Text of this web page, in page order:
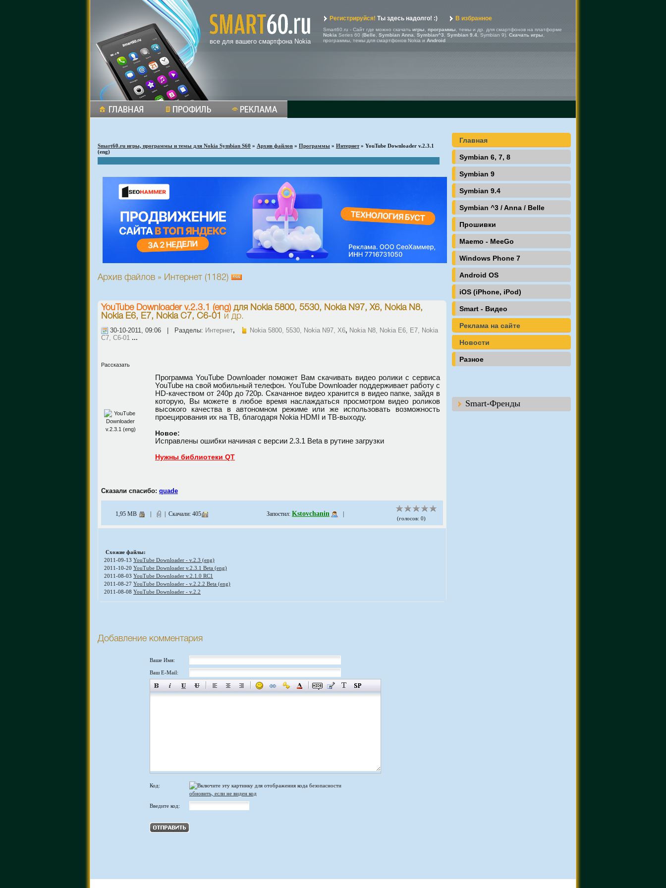
все для вашего смартфона Nokia
Регистрируйся! Ты здесь надолго! :) В избранное
Smart60.ru - Сайт где можно скачать игры программы , темы и др. для смартфонов на платформе
Nokia Series 60 (Belle Symbian Anna Symbian^3 Symbian 9.4 , Symbian 9). Скачать игры
программы, темы для смартфонов Nokia и Android
Smart60.ru игры, программы и темы для Nokia Symbian S60 » Архив файлов » Программы » Интернет» YouTube Downloader v.2.3.1
(eng)
Архив файлов » Интернет (1182)
YouTube Downloader v.2.3.1 (eng)для Nokia 5800, 5530, Nokia N97, X6, Nokia N8,
Nokia E6, E7, Nokia C7, C6-01
и др.
30-10-2011, 09:06 | Разделы: Интернет, Nokia 5800, 5530, Nokia N97, X6, Nokia N8, Nokia E6, E7, Nokia
C7, C6-01 ...
Рассказать
Программа YouTube Downloader поможет Вам скачивать видео ролики с сервиса
YouTube на свой мобильный телефон. YouTube Downloader поддерживает работу с
HD-качеством от 240р до 720p. Скачанное видео хранится в видео папке, зайдя в
которую, Вы можете в любое время наслаждаться просмотром видео роликов
высокого качества в автономном режиме или же использовать возможность
проецирования их на ТВ, благодаря Nokia HDMI и ТВ-выходу.
Новое:
Исправлены ошибки начиная с версии 2.3.1 Beta в рутине загрузки
Нужны библиотеки QT
Сказали спасибо: quade
1,95 MB | | Скачали: 405 Запостил: Kstovchanin |
(голосов: 0)
Схожие файлы:
2011-09-13 YouTube Downloader - v.2.3 (eng)
2011-10-20 YouTube Downloader v.2.3.1 Beta (eng)
2011-08-03 YouTube Downloader v.2.1.0 RC1
2011-08-27 YouTube Downloader - v.2.2.2 Beta (eng)
2011-08-08 YouTube Downloader - v.2.2
Добавление комментария
Ваше Имя:
Ваш E-Mail:
Код:
обновить, если не виден код
Введите код:
Главная
Symbian 6, 7, 8
Symbian 9
Symbian 9.4
Symbian ^3 / Anna / Belle
Прошивки
Maemo - MeeGo
Windows Phone 7
Android OS
iOS (iPhone, iPod)
Smart - Видео
Реклама на сайте
Новости
Разное
Smart-Френды